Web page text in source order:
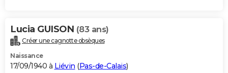
Lucia GUISON (83 ans)
Créer une cagnotte obsèques
Naissance
17/09/1940 à Liévin (Pas-de-Calais)